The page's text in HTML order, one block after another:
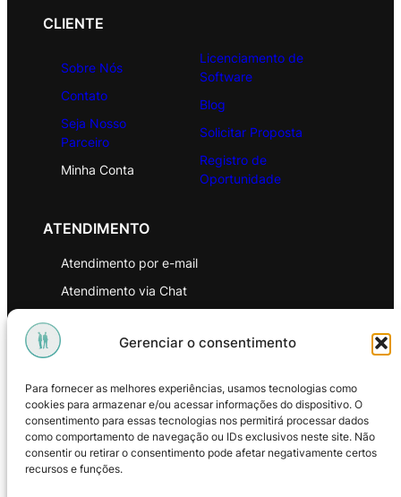
Gerenciar o consentimento
Para fornecer as melhores experiências, usamos tecnologias como
cookies para armazenar e/ou acessar informações do dispositivo. O
consentimento para essas tecnologias nos permitirá processar dados
como comportamento de navegação ou IDs exclusivos neste site. Não
consentir ou retirar o consentimento pode afetar negativamente certos
recursos e funções.
CLIENTE
Sobre Nós
Contato
Seja Nosso
Parceiro
Minha Conta
Licenciamento de
Software
Blog
Solicitar Proposta
Registro de
Oportunidade
ATENDIMENTO
Atendimento por e-mail
Atendimento via Chat
Política de Privacidade
Política de Troca e Devoluções
Política de Reembolso